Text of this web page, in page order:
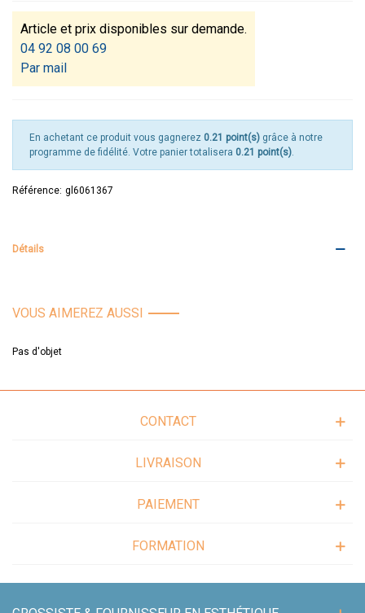
Article et prix disponibles sur demande.
04 92 08 00 69
Par mail
En achetant ce produit vous gagnerez 0.21 point(s) grâce à notre
programme de fidélité. Votre panier totalisera 0.21 point(s).
Référence: gl6061367
Détails
VOUS AIMEREZ AUSSI
Pas d'objet
CONTACT
LIVRAISON
PAIEMENT
FORMATION